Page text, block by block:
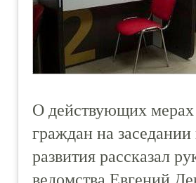
О действующих
граждан на
развития рассказал